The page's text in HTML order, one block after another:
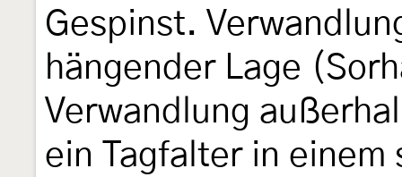
Gespinst.
hängender Lage
Verwandlung
ein Tagfalter in